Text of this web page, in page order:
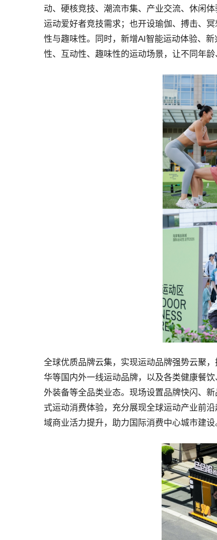
动、硬核竞技、潮流市集、产业交流、休闲
运动爱好者竞技需求；也开设瑜伽、搏击、
性与趣味性。同时，新增AI智能运动体验、
性、互动性、趣味性的运动场景，让不同年
全球优质品牌云集，实现运动品牌强势云聚
华等国内外一线运动品牌，以及各类健康餐
外装备等全品类业态。现场设置品牌快闪、
式运动消费体验，充分展现全球运动产业前
域商业活力提升，助力国际消费中心城市建设